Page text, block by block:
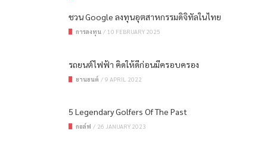
ชวน Google ลงทุนอุตสาหกรรมดิจิทัลในไทย
การลงทุน / 10 FEBRUARY 2025
รถยนต์ไฟฟ้า คิดให้ดีก่อนมีครอบครอง
ยานยนต์ / 9 APRIL 2022
5 Legendary Golfers Of The Past
กอล์ฟ / 26 JANUARY 2023